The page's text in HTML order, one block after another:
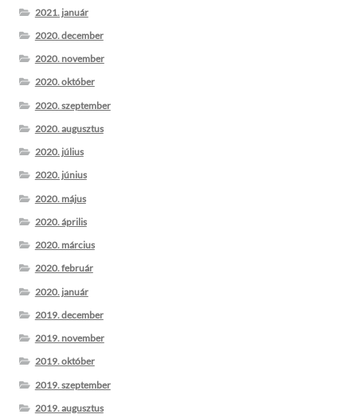
2021. január
2020. december
2020. november
2020. október
2020. szeptember
2020. augusztus
2020. július
2020. június
2020. május
2020. április
2020. március
2020. február
2020. január
2019. december
2019. november
2019. október
2019. szeptember
2019. augusztus